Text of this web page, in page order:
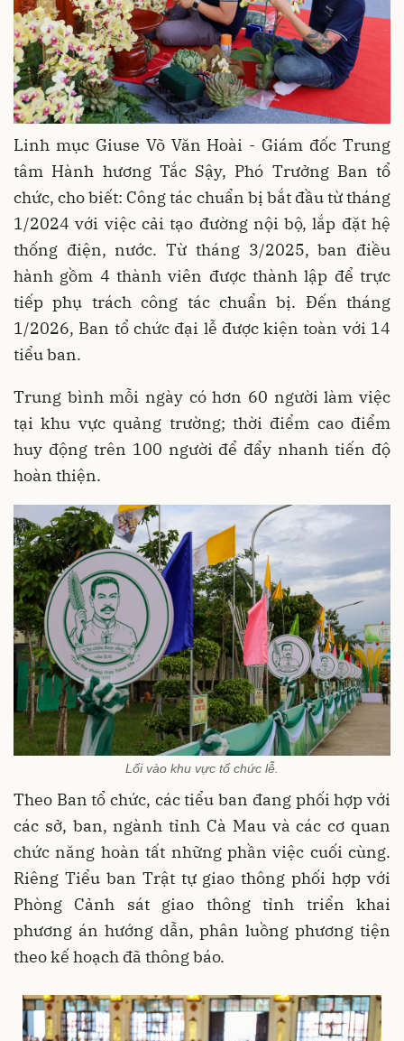
Linh mục Giuse Võ Văn Hoài - Giám đốc Trung
tâm Hành hương Tắc Sậy, Phó Trưởng Ban tổ
chức, cho biết: Công tác chuẩn bị bắt đầu từ tháng
1/2024 với việc cải tạo đường nội bộ, lắp đặt hệ
thống điện, nước. Từ tháng 3/2025, ban điều
hành gồm 4 thành viên được thành lập để trực
tiếp phụ trách công tác chuẩn bị. Đến tháng
1/2026, Ban tổ chức đại lễ được kiện toàn với 14
tiểu ban.
Trung bình mỗi ngày có hơn 60 người làm việc
tại khu vực quảng trường; thời điểm cao điểm
huy động trên 100 người để đẩy nhanh tiến độ
hoàn thiện.
Lối vào khu vực tổ chức lễ.
Theo Ban tổ chức, các tiểu ban đang phối hợp với
các sở, ban, ngành tỉnh Cà Mau và các cơ quan
chức năng hoàn tất những phần việc cuối cùng.
Riêng Tiểu ban Trật tự giao thông phối hợp với
Phòng Cảnh sát giao thông tỉnh triển khai
phương án hướng dẫn, phân luồng phương tiện
theo kế hoạch đã thông báo.